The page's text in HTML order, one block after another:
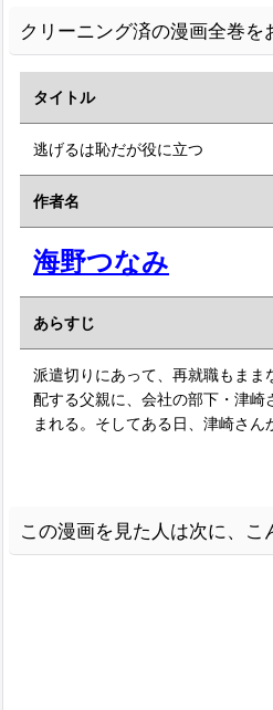
クリーニング済の漫画全巻を
タイトル
逃げるは恥だが役に立つ
作者名
海野つなみ
あらすじ
派遣切りにあって、再就職もまま
配する父親に、会社の部下・津崎
まれる。そしてある日、津崎さ
この漫画を見た人は次に、こ